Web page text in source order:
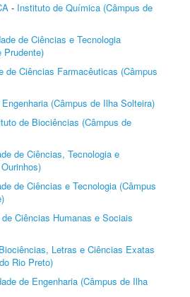
- Instituto de Química (Câmpus de
de Ciências e Tecnologia
Prudente)
de Ciências Farmacêuticas (Câmpus
(Câmpus de Ilha Solteira)
de Biociências (Câmpus de
de Ciências, Tecnologia e
de Ciências e Tecnologia (Câmpus
Ciências Humanas e Sociais
Letras e Ciências Exatas
Rio Preto)
de Engenharia (Câmpus de Ilha